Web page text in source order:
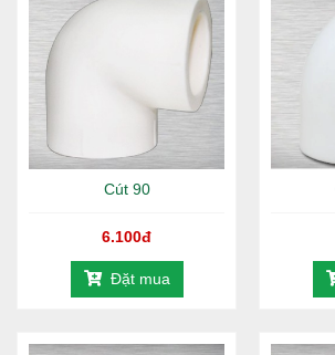
Kho Quận 8: Phạm Hùng, Q.8,
1800 646486 ( miễn phí
Cút 90
6.100đ
Đặt mua